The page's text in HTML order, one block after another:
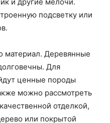
подсветку или
материал. Деревянные
Для
ценные породы
можно рассмотреть
отделкой,
или покрытой